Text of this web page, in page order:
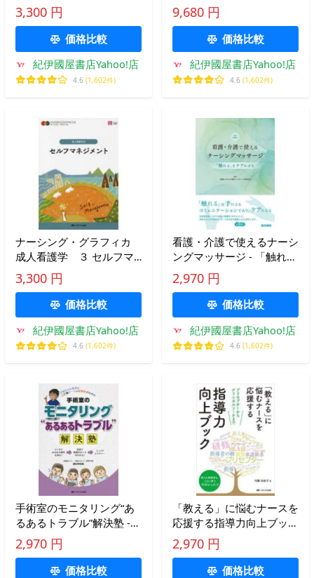
センス
3,300 円
価格比較
紀伊國屋書店Yahoo!店
4.6 (1,602件)
9,680 円
価格比較
紀伊國屋書店Yahoo!店
4.6 (1,602件)
ナーシング・グラフィカ
成人看護学 ３ セルフマ
ネジメント （第４版）
3,300 円
価格比較
紀伊國屋書店Yahoo!店
4.6 (1,602件)
看護・介護で使えるナーシ
ングマッサージ - 「触れ
る」をケアにする Ｗｅｂ
動画付
2,970 円
価格比較
紀伊國屋書店Yahoo!店
4.6 (1,602件)
手術室のモニタリング“あ
るあるトラブル”解決塾 -
さぬちゃん先生のこそ勉ナ
ース＆研修医のための
2,970 円
価格比較
「教える」に悩むナースを
応援する指導力向上ブック
- プリセプターからクリニ
カルコーチまで
2,970 円
価格比較